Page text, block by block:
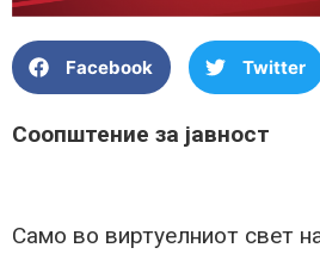
Facebook Twitter
Соопштение за јавност
Само во виртуелниот свет